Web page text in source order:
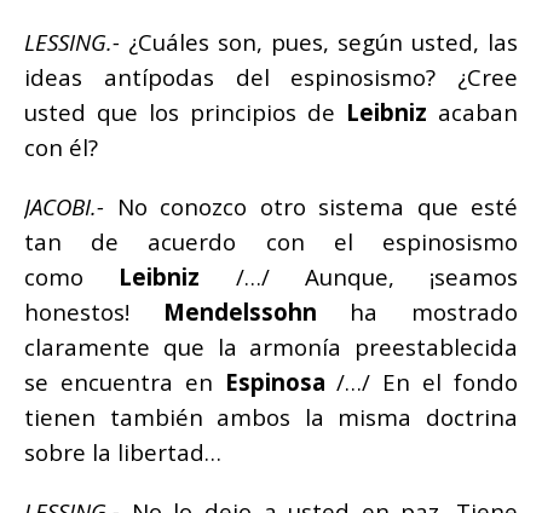
LESSING.- ¿Cuáles son, pues, según usted, las
ideas antípodas del espinosismo? ¿Cree
usted que los principios de Leibniz acaban
con él?
JACOBI.- No conozco otro sistema que esté
tan de acuerdo con el espinosismo
como Leibniz /…/ Aunque, ¡seamos
honestos! Mendelssohn ha mostrado
claramente que la armonía preestablecida
se encuentra en Espinosa /…/ En el fondo
tienen también ambos la misma doctrina
sobre la libertad…